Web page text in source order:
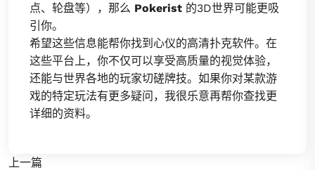
点、轮盘等），那么 Pokerist 的3D世界可能更吸
引你。
希望这些信息能帮你找到心仪的高清扑克软件。在
这些平台上，你不仅可以享受高质量的视觉体验，
还能与世界各地的玩家切磋牌技。如果你对某款游
戏的特定玩法有更多疑问，我很乐意再帮你查找更
详细的资料。
上一篇